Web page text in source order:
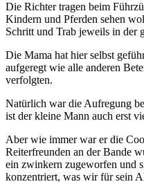
Die Richter tragen beim
Kindern und Pferden sehen
Schritt und Trab jeweils in der
Die Mama hat hier selbst
aufgeregt wie alle anderen
verfolgten.
Natürlich war die Aufregung
ist der kleine Mann auch erst
Aber wie immer war er die
Reiterfreunden an der Bande
ein zwinkern zugeworfen und
konzentriert, was wir für sein